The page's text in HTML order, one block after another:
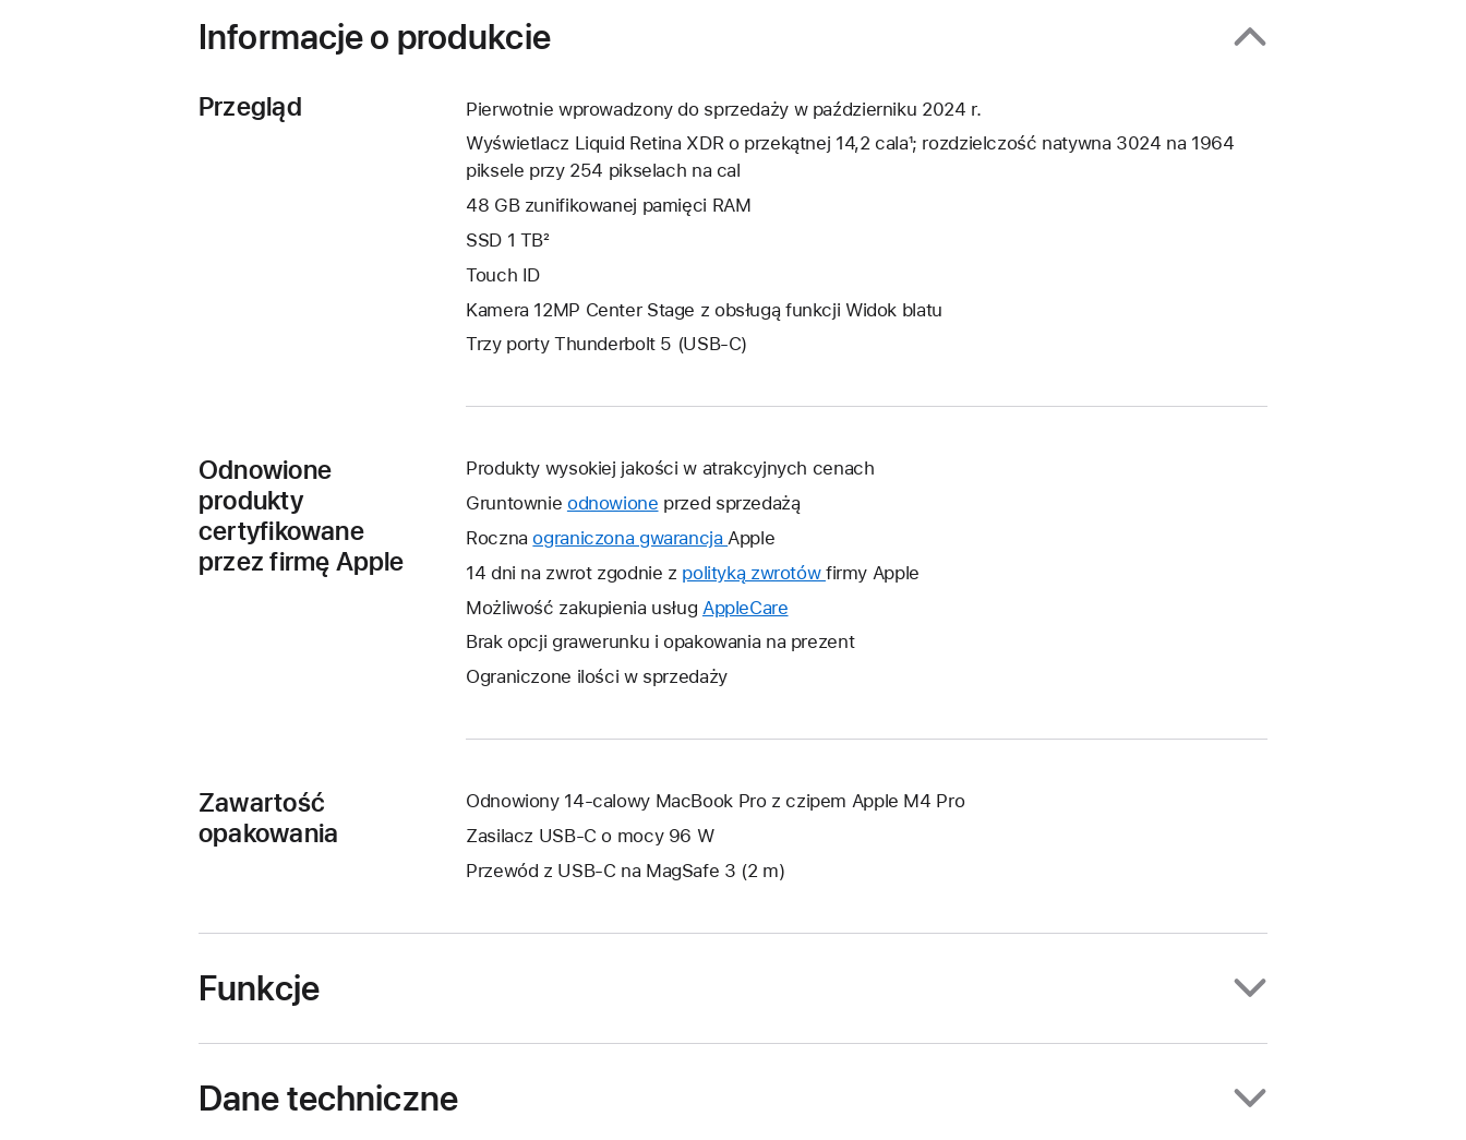
Informacje o produkcie
Przegląd
Pierwotnie wprowadzony do sprzedaży w październiku 2024 r.
Wyświetlacz Liquid Retina XDR o przekątnej 14,2 cala¹; rozdzielczość natywna 3024 na 1964
piksele przy 254 pikselach na cal
48 GB zunifikowanej pamięci RAM
SSD 1 TB²
Touch ID
Kamera 12MP Center Stage z obsługą funkcji Widok blatu
Trzy porty Thunderbolt 5 (USB‑C)
Odnowione
produkty
certyfikowane
przez firmę Apple
Produkty wysokiej jakości w atrakcyjnych cenach
Gruntownie odnowione przed sprzedażą
Rocznaograniczona gwarancjaTo
łącze
nowe
okno.
Apple
14 dni na zwrot zgodnie z polityką zwrotów To
nowe
firmy Apple
Możliwość zakupienia usług AppleCare
łącze
Brak opcji grawerunku i opakowania na prezent
Ograniczone ilości w sprzedaży
Zawartość
opakowania
Odnowiony 14‑calowy MacBook Pro z czipem Apple M4 Pro
Zasilacz USB‑C o mocy 96 W
Przewód z USB‑C na MagSafe 3 (2 m)
Funkcje
Dane techniczne